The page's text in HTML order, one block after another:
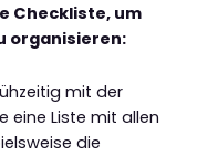
Checkliste, um
organisieren:
mit der
eine Liste mit allen
die